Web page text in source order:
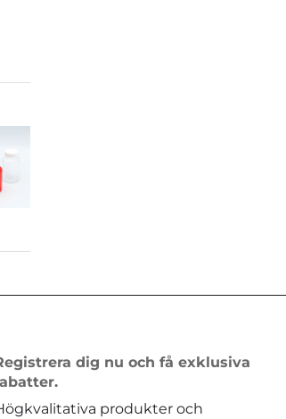
dig nu och få exklusiva
produkter och